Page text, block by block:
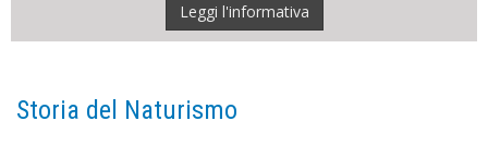
Leggi l'informativa
Storia del Naturismo